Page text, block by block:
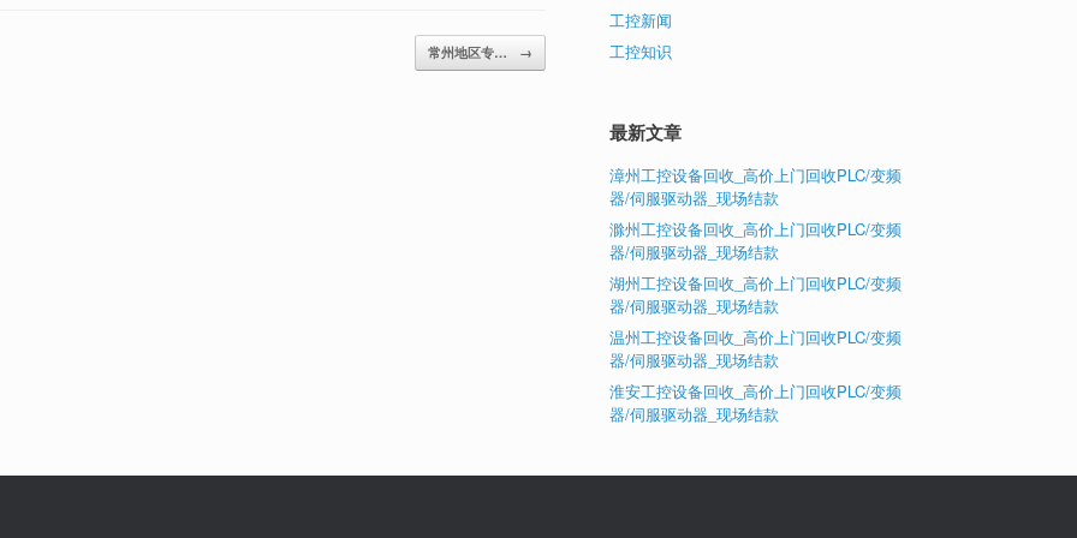
常州地区专… →
工控新闻
工控知识
最新文章
漳州工控设备回收_高价上门回收PLC/变频
器/伺服驱动器_现场结款
滁州工控设备回收_高价上门回收PLC/变频
器/伺服驱动器_现场结款
湖州工控设备回收_高价上门回收PLC/变频
器/伺服驱动器_现场结款
温州工控设备回收_高价上门回收PLC/变频
器/伺服驱动器_现场结款
淮安工控设备回收_高价上门回收PLC/变频
器/伺服驱动器_现场结款